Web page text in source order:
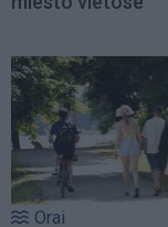
Orai